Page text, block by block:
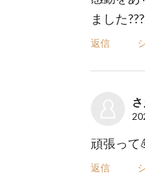
ました
返信
頑張って
返信